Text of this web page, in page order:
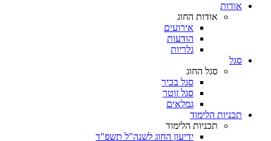
אודות
אודות החוג
אירועים
הודעות
גלריות
סגל
סגל החוג
סגל בכיר
סגל זוטר
גמלאים
תכניות הלימוד
תכניות הלימוד
ידיעון החוג לשנה"ל תשפ"ד